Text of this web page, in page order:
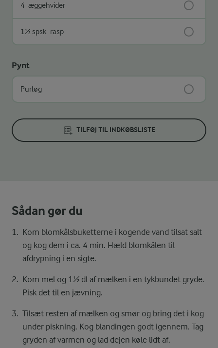
4 æggehvider
1½ spsk rasp
Pynt
Purløg
TILFØJ TIL INDKØBSLISTE
Sådan gør du
Kom blomkålsbuketterne i kogende vand tilsat salt
og kog dem i ca. 4 min. Hæld blomkålen til
afdrypning i en sigte.
Kom mel og 1½ dl af mælken i en tykbundet gryde.
Pisk det til en jævning.
Tilsæt resten af mælken og smør og bring det i kog
under piskning. Kog blandingen godt igennem. Tag
gryden af varmen og lad dejen køle lidt af.